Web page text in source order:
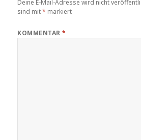
Deine E-Mail-Adresse wird nicht
sind mit* markiert
KOMMENTAR*